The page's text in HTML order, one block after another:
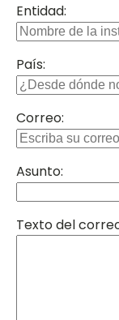
Entidad:
País:
Correo:
Asunto:
Texto del